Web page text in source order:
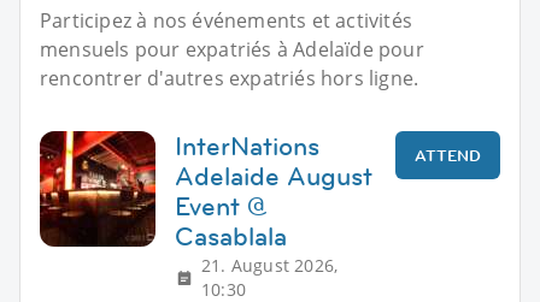
Participez à nos événements et activités
mensuels pour expatriés à Adelaïde pour
rencontrer d'autres expatriés hors ligne.
InterNations
Adelaide August
Event @
Casablala
21. August 2026,
10:30
ATTEND